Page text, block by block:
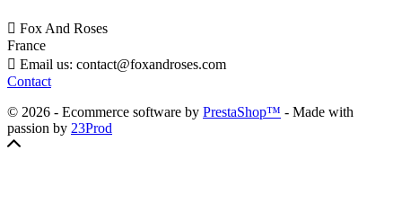
 Fox And Roses
France
 Email us: contact@foxandroses.com
Contact
© 2026 - Ecommerce software by PrestaShop™ - Made with
passion by 23Prod